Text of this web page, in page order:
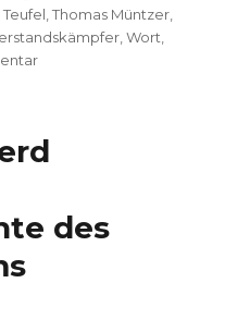
Teufel,Thomas Müntzer,
,Wort,
zu
Fleischer,
des